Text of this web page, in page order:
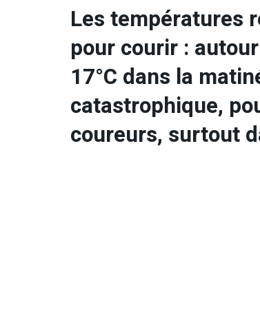
Les températures
pour courir :
17°C dans la
catastrophique,
coureurs, surtout